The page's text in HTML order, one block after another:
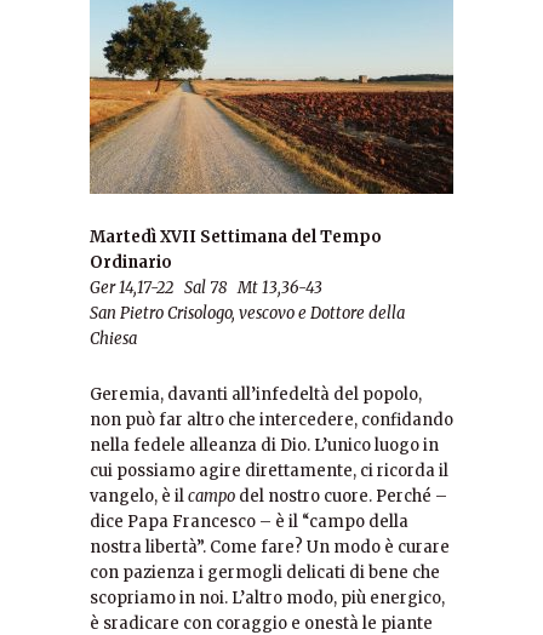
Martedì XVII Settimana del Tempo
Ordinario
Ger 14,17-22 Sal 78 Mt 13,36-43
San Pietro Crisologo, vescovo e Dottore della
Chiesa
Geremia, davanti all’infedeltà del popolo,
non può far altro che intercedere, confidando
nella fedele alleanza di Dio. L’unico luogo in
cui possiamo agire direttamente, ci ricorda il
vangelo, è ilcampo del nostro cuore. Perché –
dice Papa Francesco – è il “campo della
nostra libertà”. Come fare? Un modo è curare
con pazienza i germogli delicati di bene che
scopriamo in noi. L’altro modo, più energico,
è sradicare con coraggio e onestà le piante